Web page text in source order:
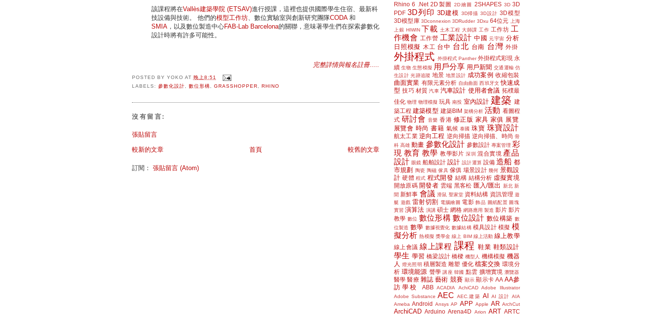
該課程將在Vallès建築學院 (ETSAV)進行授課，這裡也提供國際學生住宿、最新科
技設備與技術。 他們的模型工作坊、數位實驗室與創新研究團隊CODA和
SMIA ，以及數位製造中心FAB-Lab Barcelona的關聯，意味著學生們在探索參數化
設計時將有許多可能性。
完整詳情與報名註冊.....
POSTED BY YOKO AT 晚上8:51
LABELS: 參數化設計, 數位形構, GRASSHOPPER, RHINO
沒有留言:
張貼留言
較新的文章 較舊的文章
首頁
訂閱： 張貼留言 (Atom)
Rhino 6
.Net 2D製圖 2D繪圖 2SHAPES 3D 3D
PDF 3D列印 3D建模 3D掃描 3D設計 3D模型
3D模型庫 3Dconnexion 3DRudder 3Dxu 64位元
上海
上銀 HIWIN 下載 土木工程 大師課 工作 工作坊 工
作機會 工作營 工業設計 中國 元宇宙 分析
日照模擬
木工 台中 台北 台南 台灣 外掛
外掛程式 外掛程式 Panther 外掛程式彩現 永
續 生物 生態模擬 用戶分享 用戶新聞 交通運輸 仿
生設計 光跡追蹤 地景 地景設計 成功案例 收縮包裝
曲面實業 有限元素分析 自由曲面 西班牙文 快速成
型 技巧 材質 汽車 汽車設計 使用者會議 拓樸最
佳化 物理 物理模擬 玩具 南投 室內設計 建築 建
築工程 建築模型 建築BIM 架構分析 活動 看圖程
式 研討會 音樂 香港 修正版 家具 家俱 展覽
展覽會 時尚 書籍 氣候 泰國 珠寶 珠寶設計
航太工業 逆向工程 逆向掃描 逆向掃描、時尚 骨
科 高雄 動畫 參數化設計 參數設計 專案管理 彩
現 教育 教學 教學影片 深圳 混合實境 產品
設計 眼鏡 船舶設計 設計 設計運算 設備 造船 都
市規劃
陶瓷 陶磁 傢具 傢俱 場景設計 幾何 景觀設
計 硬體 程式 程式開發 結構 結構分析 虛擬實境
開放原碼 開發者 雲端 黑客松 匯入/匯出 新北 新
聞 新鮮事 會議 滑鼠 聖家堂 資料結構 資訊管理 遊
艇 遊戲 雷射切割 電腦繪圖 電影 飾品 圖紙配置 圖塊
實習 演算法 演講 碩士 網格 網路應用 製造 影片 影片
教學 數位 數位形構 數位設計 數位構築 數
位製造 數學 數據視覺化 數據結構 模具設計 模擬 模
擬分析 熱模擬 獎學金 線上 BIM 線上活動 線上教學
線上會議 線上課程 課程 鞋業 鞋類設計
學生 學習 橋梁設計 橋樑 機型人 機構模擬 機器
人
燈光照明 積層製造 雕塑 優化 檔案交換 環境分
析 環境能源 聲學 講座 韓國 點雲 擴增實境 瀏覽器
醫學 醫療 雜誌 藝術 競賽 顯示 顯示卡 AA AA參
訪學校
ABB ACADIA AchiCAD
Adobe Illustrator
Adobe Substance AEC AEC.建築 AI AI 設計 AIA
Ameba Android Ansys AP APP Apple AR ArchCut
ArchiCAD Arduino Arena4D Arion ART ARTC